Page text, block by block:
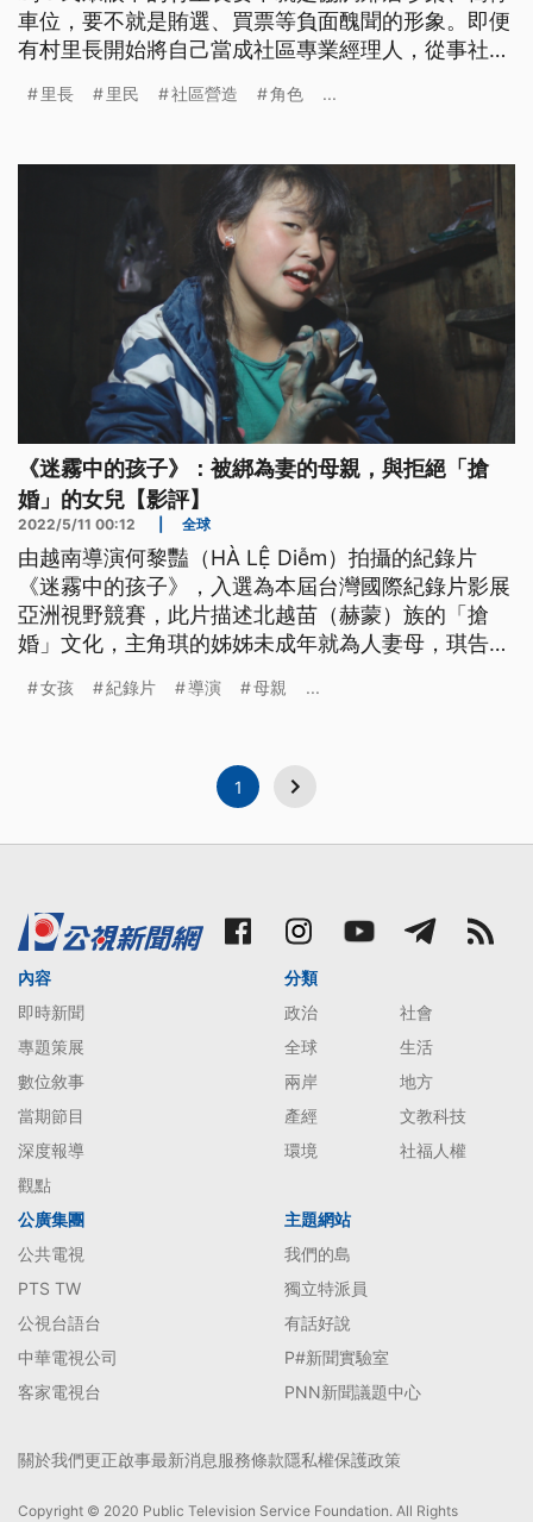
車位，要不就是賄選、買票等負面醜聞的形象。即便
有村里長開始將自己當成社區專業經理人，從事社區
狀況，在在消磨有心投入之人的熱情。如果台灣民眾
大家應該從自己居住的里開始，認真支持與監督村里
里長 里民 社區營造 角色 ...
《迷霧中的孩子》：被綁為妻的母親，與拒絕「搶
婚」的女兒【影評】
2022/5/11 00:12 全球
由越南導演何黎豔（HÀ LỆ Diễm）拍攝的紀錄片
《迷霧中的孩子》，入選為本屆台灣國際紀錄片影展
亞洲視野競賽，此片描述北越苗（赫蒙）族的「搶
婚」文化，主角琪的姊姊未成年就為人妻母，琪告誡
見蹤影。導演長期蹲點拍攝的攝影機既親密又高度自
女孩 紀錄片 導演 母親 ...
1
內容
即時新聞
專題策展
數位敘事
當期節目
深度報導
觀點
分類
政治
社會
全球
生活
兩岸
地方
產經
文教科技
環境
社福人權
公廣集團
公共電視
PTS TW
公視台語台
中華電視公司
客家電視台
主題網站
我們的島
獨立特派員
有話好說
P#新聞實驗室
PNN新聞議題中心
關於我們更正啟事最新消息服務條款隱私權保護政策
Copyright © 2020 Public Television Service Foundation. All Rights